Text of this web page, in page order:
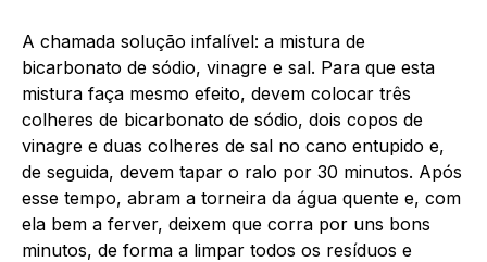
A chamada solução infalível: a mistura de
bicarbonato de sódio, vinagre e sal. Para que esta
mistura faça mesmo efeito, devem colocar três
colheres de bicarbonato de sódio, dois copos de
vinagre e duas colheres de sal no cano entupido e,
de seguida, devem tapar o ralo por 30 minutos. Após
esse tempo, abram a torneira da água quente e, com
ela bem a ferver, deixem que corra por uns bons
minutos, de forma a limpar todos os resíduos e